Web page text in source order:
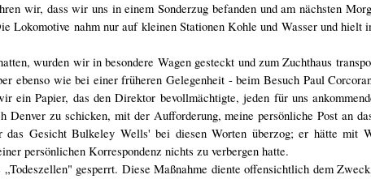
wir, dass wir uns in einem Sonderzug befanden und am nächsten
Lokomotive nahm nur auf kleinen Stationen Kohle und Wasser und hielt
wurden wir in besondere Wagen gesteckt und zum Zuchthaus
ebenso wie bei einer früheren Gelegenheit - beim Besuch Paul
ein Papier, das den Direktor bevollmächtigte, jeden für uns
zu schicken, mit der Aufforderung, meine persönliche Post an
das Gesicht Bulkeley Wells' bei diesen Worten überzog; er hätte mit
persönlichen Korrespondenz nichts zu verbergen hatte.
gesperrt. Diese Maßnahme diente offensichtlich dem